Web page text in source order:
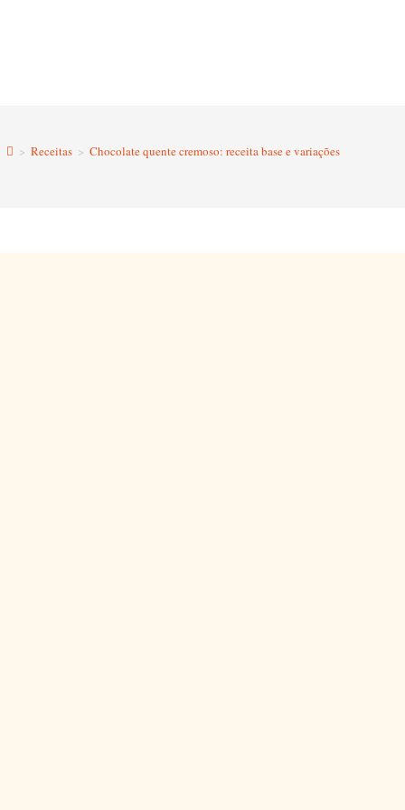
> Receitas > Chocolate quente cremoso: receita base e variações